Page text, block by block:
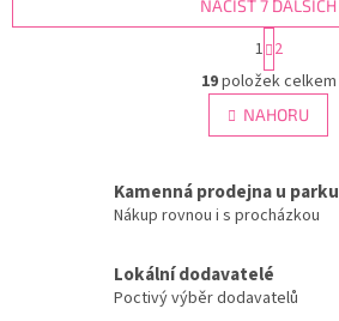
O
v
l
á
a
c
í
r
v
NAČÍST 7 DALŠÍCH
t
r
á
n
k
á
n
1 2
19položek celkem
NAHORU
Kamenná prodejna u parku
Nákup rovnou i s procházkou
Lokální dodavatelé
Poctivý výběr dodavatelů